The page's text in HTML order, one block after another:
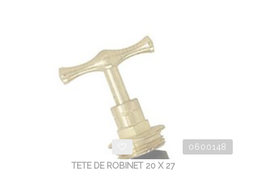
0600148
TETE DE ROBINET 20 X 27